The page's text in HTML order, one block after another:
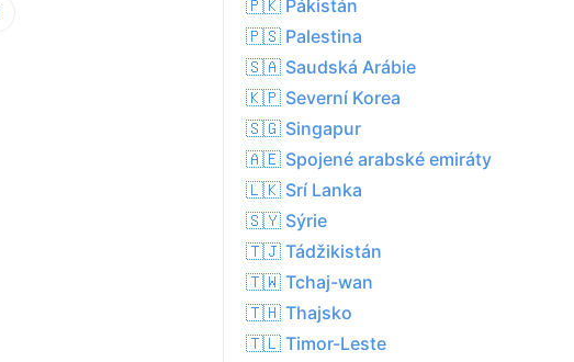
🇵🇰 Pákistán
🇵🇸 Palestina
🇸🇦 Saudská Arábie
🇰🇵 Severní Korea
🇸🇬 Singapur
🇦🇪 Spojené arabské emiráty
🇱🇰 Srí Lanka
🇸🇾 Sýrie
🇹🇯 Tádžikistán
🇹🇼 Tchaj-wan
🇹🇭 Thajsko
🇹🇱 Timor-Leste